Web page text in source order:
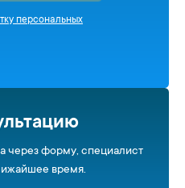
персональных
через форму, специалист
время.